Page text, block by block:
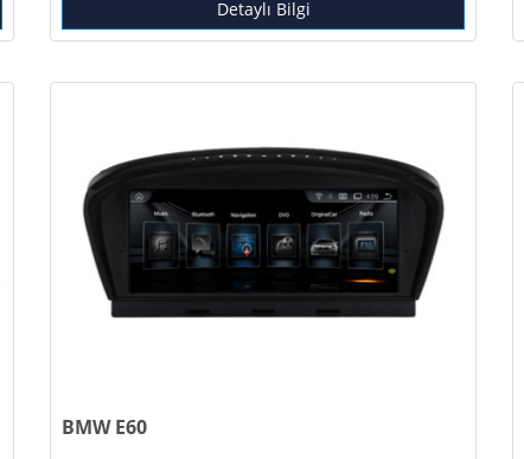
Detaylı Bilgi
BMW E60